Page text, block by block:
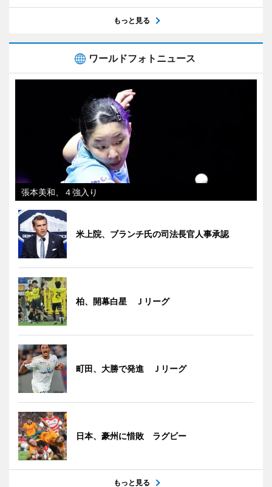
もっと見る
ワールドフォトニュース
張本美和、４強入り
米上院、ブランチ氏の司法長官人事承認
柏、開幕白星 Ｊリーグ
町田、大勝で発進 Ｊリーグ
日本、豪州に惜敗 ラグビー
もっと見る